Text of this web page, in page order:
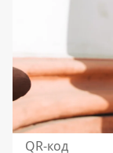
QR-код